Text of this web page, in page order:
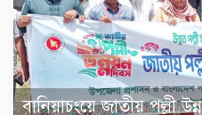
বানিয়াচংয়ে জাতীয় পল্লী